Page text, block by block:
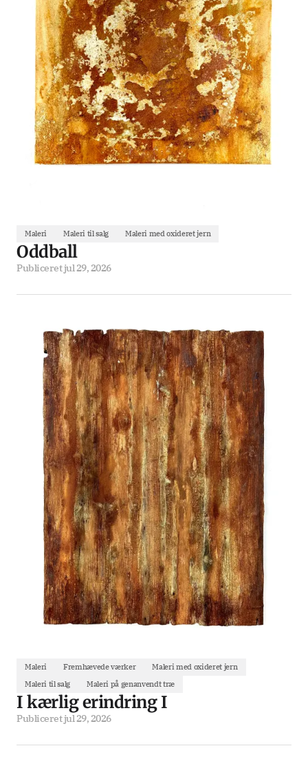
Maleri Maleri til salg Maleri med oxideret jern
Oddball
Publiceretjul 29, 2026
Maleri Fremhævede værker
Maleri med oxideret jern
Maleri til salg
Maleri på genanvendt træ
I kærlig erindring I
Publiceretjul 29, 2026